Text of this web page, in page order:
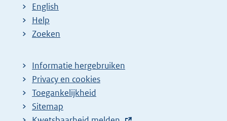
English
Help
Zoeken
Informatie hergebruiken
Privacy en cookies
Toegankelijkheid
Sitemap